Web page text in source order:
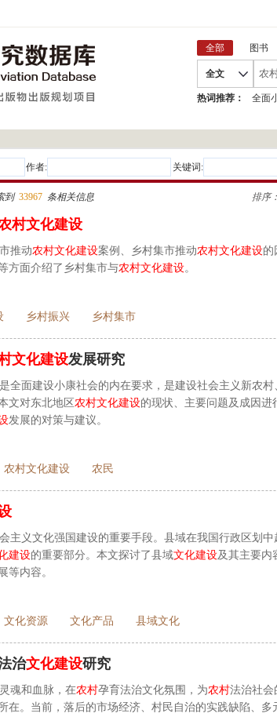
全部 图书
全文
热词推荐： 全面
作者: 关键词:
排序：
到 33967 条相关信息
村文化建设
推动农村文化建设案例、乡村集市推动农村文化建设的
方面介绍了乡村集市与农村文化建设。
乡村振兴 乡村集市
文化建设发展研究
是全面建设小康社会的内在要求，是建设社会主义新农
文对东北地区农村文化建设的现状、主要问题及成因
发展的对策与建议。
农村文化建设 农民
主义文化强国建设的重要手段。县域在我国行政区划中
建设的重要部分。本文探讨了县域文化建设及其主要内
等内容。
文化资源 文化产品 县域文化
治文化建设研究
魂和血脉，在农村孕育法治文化氛围，为农村法治社会
在。当前，落后的市场经济、村民自治的实践缺陷、多